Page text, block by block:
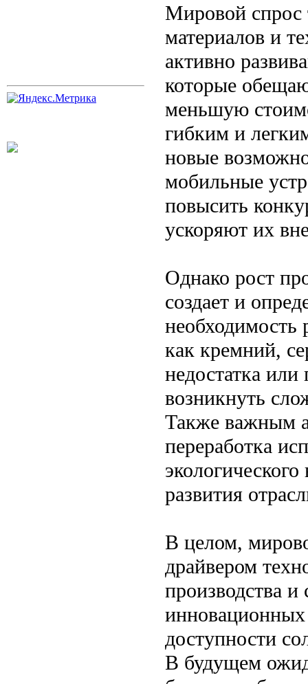
Мировой спрос
материалов и
активно
которые
меньшую
гибким и
новые
мобильные
повысить
ускоряют их
Однако рост
создает и
необходимость
как кремний,
недостатка
возникнуть
Также важным
переработка
развития
В целом,
драйвером
производства
доступности
В будущем